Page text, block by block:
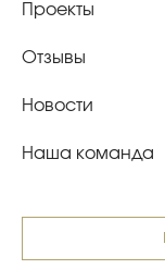
Проекты
Отзывы
Новости
Наша команда